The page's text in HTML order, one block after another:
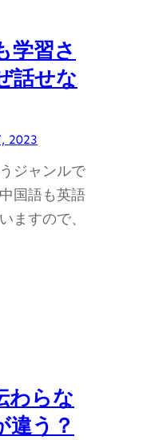
学習さ
話せな
2023
ジャンルで
国語も英語
ますので、
わらな
違う？